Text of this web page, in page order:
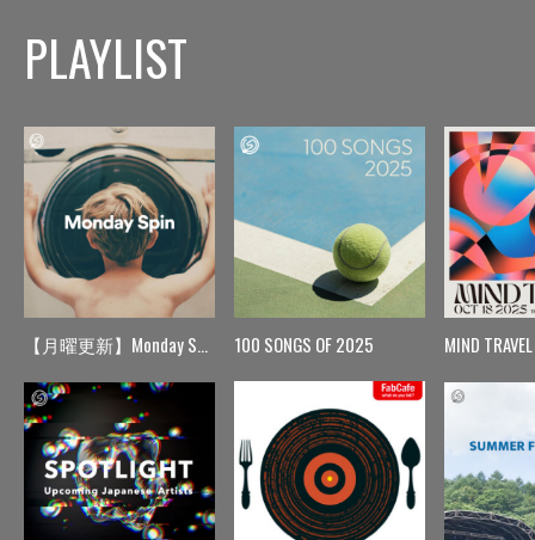
PLAYLIST
【月曜更新】Monday Spin 100 SONGS OF 2025 MIND TRAVEL